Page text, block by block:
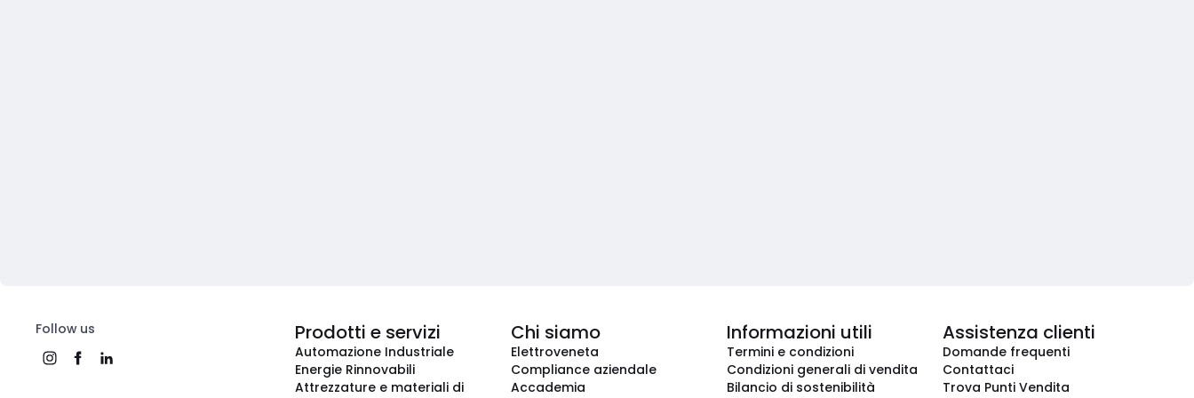
Follow us Prodotti e servizi
Automazione Industriale
Energie Rinnovabili
Attrezzature e materiali di
Chi siamo
Elettroveneta
Compliance aziendale
Accademia
Informazioni utili
Termini e condizioni
Condizioni generali di vendita
Bilancio di sostenibilità
Assistenza clienti
Domande frequenti
Contattaci
Trova Punti Vendita